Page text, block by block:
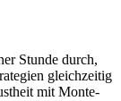
Stunde durch,
gleichzeitig
mit Monte-